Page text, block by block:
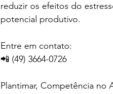
reduzir os efeitos do
potencial produtivo.
Entre em contato:
📲 (49) 3664-0726
Plantimar, Competência no